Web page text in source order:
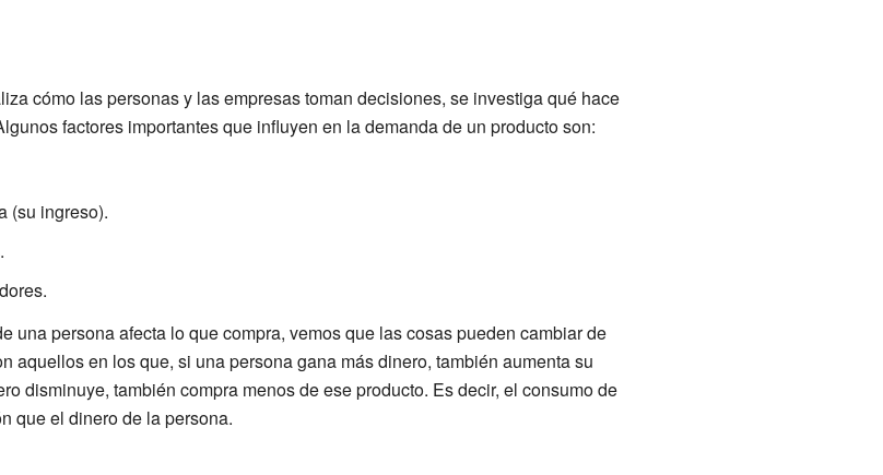
cómo las personas y las empresas toman decisiones, se investiga qué hace
factores importantes que influyen en la demanda de un producto son:
(su ingreso).
una persona afecta lo que compra, vemos que las cosas pueden cambiar de
aquellos en los que, si una persona gana más dinero, también aumenta su
disminuye, también compra menos de ese producto. Es decir, el consumo de
que el dinero de la persona.